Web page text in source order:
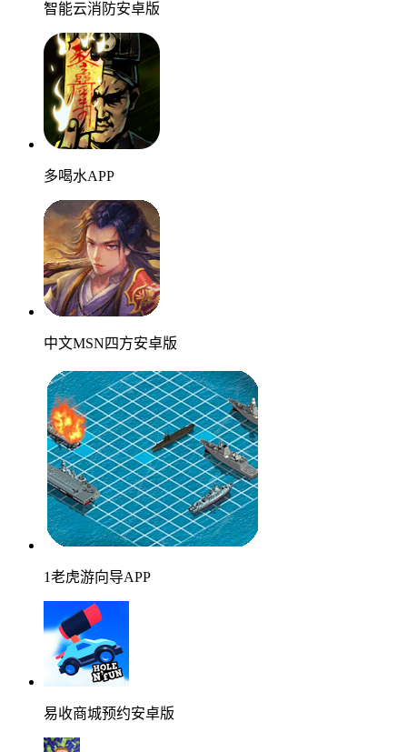
智能云消防安卓版
多喝水APP
中文MSN四方安卓版
1老虎游向导APP
易收商城预约安卓版